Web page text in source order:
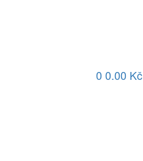
0 0.00 Kč